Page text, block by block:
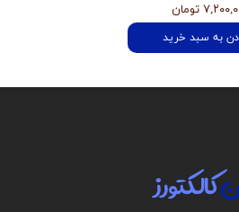
تومان
به سبد خرید
کالکتورز